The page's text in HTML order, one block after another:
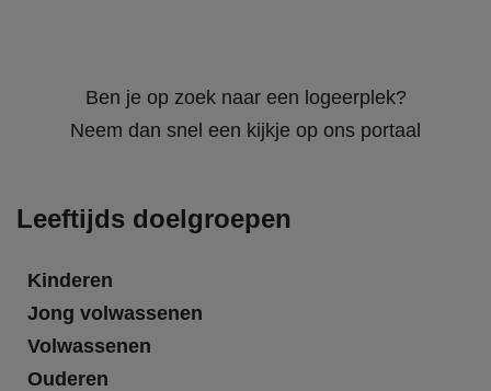
Ben je op zoek naar een logeerplek?
Neem dan snel een kijkje op ons portaal
Leeftijds doelgroepen
Kinderen
Jong volwassenen
Volwassenen
Ouderen